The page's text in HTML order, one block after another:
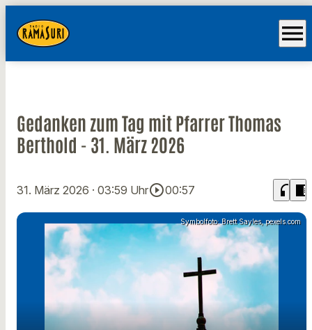
menu
Gedanken zum Tag mit Pfarrer Thomas
Berthold - 31. März 2026
31. März 2026 · 03:59 Uhrplay_circle_outline00:57 headphones chrome_reader_mode
Symbolfoto: Brett Sayles, pexels.com